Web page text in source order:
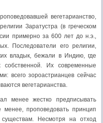
вегетарианство,
Заратустра (в греческом
примерно за 600 лет до н.э.,
Последователи его религии,
владык, бежали в Индию, где
Их современные
всего зороастрианцев сейчас
вегетарианства.
менее жестко предписывать
менее, проповедовать принцип
Несмотря на отход